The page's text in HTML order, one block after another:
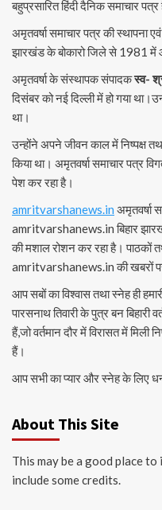
बहुप्रसारित हिंदी दैनिक समाचार पत्र
अमृतवर्षा समाचार पत्र की स्थापना
झारखंड के बोकारो जिले से 1981
अमृतवर्षा के संस्थापक संपादकस्व-
दिसंबर को नई दिल्ली में हो गया
था।
उन्होंने अपने जीवन काल में निष्पक्ष
किया था। अमृतवर्षा समाचार पत्र
पेश कर रहा है।
amritvarshanews.in अमृतवर्षा
amritvarshanews.in बिहार
की मशाल रोशन कर रहा है। पाठकों
amritvarshanews.in की खबरों
आप सबों का विश्वास तथा स्नेह ही
पारसनाथ तिवारी के पुत्र बन
हैं,जो वर्तमान दौर में विरासत में मिली
हैं।
आप सभी का प्यार और स्नेह के लिए
About This Site
This may be a good place
include some credits.